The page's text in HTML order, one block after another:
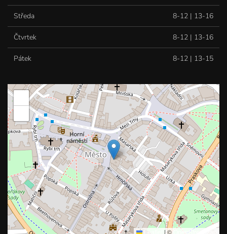
Středa 8-12 | 13-16
Čtvrtek 8-12 | 13-16
Pátek 8-12 | 13-15
Leaflet | © OpenStreetMap